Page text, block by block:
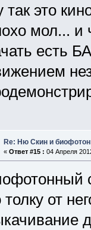
так это
мол... и
есть
Re: Ню Скин и
« Ответ #15 : 04 Апреля
толку от